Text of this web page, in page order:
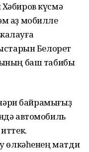
күсмә
аҙ мобилле
Белорет
баш табибы
байрамығыҙ
автомобиль
өлкәһенең матди